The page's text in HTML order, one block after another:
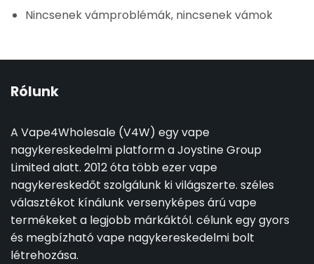
Nincsenek vámproblémák, nincsenek vámok
Rólunk
A Vape4Wholesale (V4W) egy vape
nagykereskedelmi platform a Joystine Group
Limited alatt. 2012 óta több ezer vape
nagykereskedőt szolgálunk ki világszerte. széles
választékot kínálunk versenyképes árú vape
termékeket a legjobb márkáktól. célunk egy gyors
és megbízható vape nagykereskedelmi bolt
létrehozása.